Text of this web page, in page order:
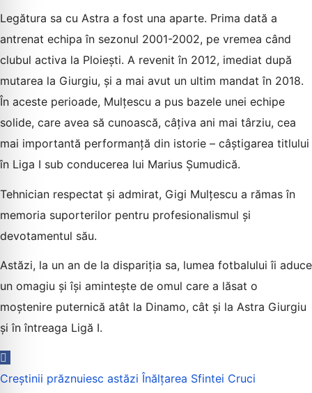
Legătura sa cu Astra a fost una aparte. Prima dată a
antrenat echipa în sezonul 2001-2002, pe vremea când
clubul activa la Ploiești. A revenit în 2012, imediat după
mutarea la Giurgiu, și a mai avut un ultim mandat în 2018.
În aceste perioade, Mulțescu a pus bazele unei echipe
solide, care avea să cunoască, câțiva ani mai târziu, cea
mai importantă performanță din istorie – câștigarea titlului
în Liga I sub conducerea lui Marius Șumudică.
Tehnician respectat și admirat, Gigi Mulțescu a rămas în
memoria suporterilor pentru profesionalismul și
devotamentul său.
Astăzi, la un an de la dispariția sa, lumea fotbalului îi aduce
un omagiu și își amintește de omul care a lăsat o
moștenire puternică atât la Dinamo, cât și la Astra Giurgiu
și în întreaga Ligă I.
Navigare
Creștinii prăznuiesc astăzi Înălțarea Sfintei Cruci